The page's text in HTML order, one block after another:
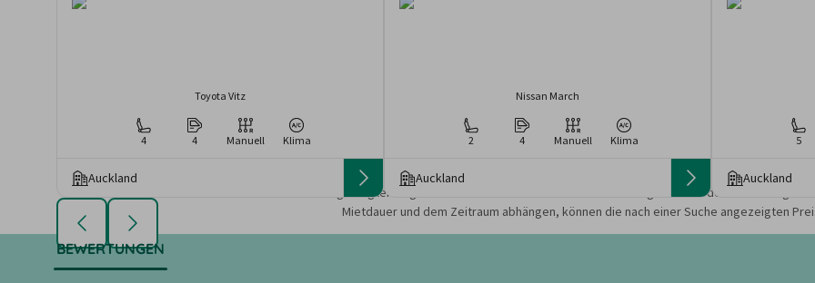
Toyota Vitz
4 4 Manuell Klima
Auckland
Nissan March
2 4 Manuell Klima
Auckland
5
Auckland
Die angezeigten Angebote und Preise basieren auf den Suchergebnissen der letzten Tage.
Mietdauer und dem Zeitraum abhängen, können die nach einer Suche angezeigten
BEWERTUNGEN